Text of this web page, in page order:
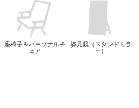
座椅子＆パーソナルチ
ェア
姿見鏡（スタンドミラ
ー）